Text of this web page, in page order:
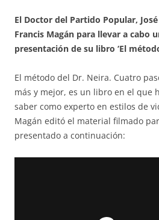
El Doctor del Partido Popular,
Francis Magán para llevar a cabo
presentación de su libro ‘El
El método del Dr. Neira. Cuatro
más y mejor, es un libro en el que
saber como experto en estilos de
Magán editó el material filmado
presentado a continuación: